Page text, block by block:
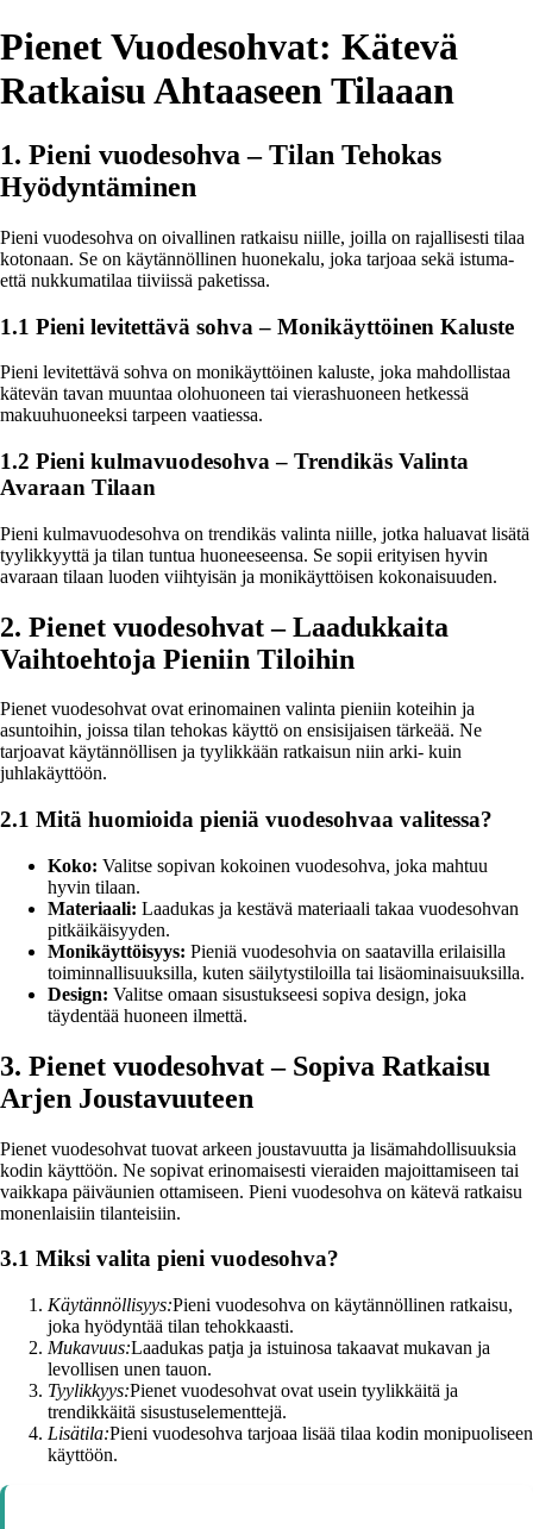
Pienet Vuodesohvat: Kätevä
Ratkaisu Ahtaaseen Tilaaan
1. Pieni vuodesohva – Tilan Tehokas
Hyödyntäminen
Pieni vuodesohva on oivallinen ratkaisu niille, joilla on rajallisesti tilaa
kotonaan. Se on käytännöllinen huonekalu, joka tarjoaa sekä istuma-
että nukkumatilaa tiiviissä paketissa.
1.1 Pieni levitettävä sohva – Monikäyttöinen Kaluste
Pieni levitettävä sohva on monikäyttöinen kaluste, joka mahdollistaa
kätevän tavan muuntaa olohuoneen tai vierashuoneen hetkessä
makuuhuoneeksi tarpeen vaatiessa.
1.2 Pieni kulmavuodesohva – Trendikäs Valinta
Avaraan Tilaan
Pieni kulmavuodesohva on trendikäs valinta niille, jotka haluavat lisätä
tyylikkyyttä ja tilan tuntua huoneeseensa. Se sopii erityisen hyvin
avaraan tilaan luoden viihtyisän ja monikäyttöisen kokonaisuuden.
2. Pienet vuodesohvat – Laadukkaita
Vaihtoehtoja Pieniin Tiloihin
Pienet vuodesohvat ovat erinomainen valinta pieniin koteihin ja
asuntoihin, joissa tilan tehokas käyttö on ensisijaisen tärkeää. Ne
tarjoavat käytännöllisen ja tyylikkään ratkaisun niin arki- kuin
juhlakäyttöön.
2.1 Mitä huomioida pieniä vuodesohvaa valitessa?
Koko: Valitse sopivan kokoinen vuodesohva, joka mahtuu
hyvin tilaan.
Materiaali: Laadukas ja kestävä materiaali takaa vuodesohvan
pitkäikäisyyden.
Monikäyttöisyys: Pieniä vuodesohvia on saatavilla erilaisilla
toiminnallisuuksilla, kuten säilytystiloilla tai lisäominaisuuksilla.
Design: Valitse omaan sisustukseesi sopiva design, joka
täydentää huoneen ilmettä.
3. Pienet vuodesohvat – Sopiva Ratkaisu
Arjen Joustavuuteen
Pienet vuodesohvat tuovat arkeen joustavuutta ja lisämahdollisuuksia
kodin käyttöön. Ne sopivat erinomaisesti vieraiden majoittamiseen tai
vaikkapa päiväunien ottamiseen. Pieni vuodesohva on kätevä ratkaisu
monenlaisiin tilanteisiin.
3.1 Miksi valita pieni vuodesohva?
Käytännöllisyys:Pieni vuodesohva on käytännöllinen ratkaisu,
joka hyödyntää tilan tehokkaasti.
Mukavuus:Laadukas patja ja istuinosa takaavat mukavan ja
levollisen unen tauon.
Tyylikkyys:Pienet vuodesohvat ovat usein tyylikkäitä ja
trendikkäitä sisustuselementtejä.
Lisätila:Pieni vuodesohva tarjoaa lisää tilaa kodin monipuoliseen
käyttöön.